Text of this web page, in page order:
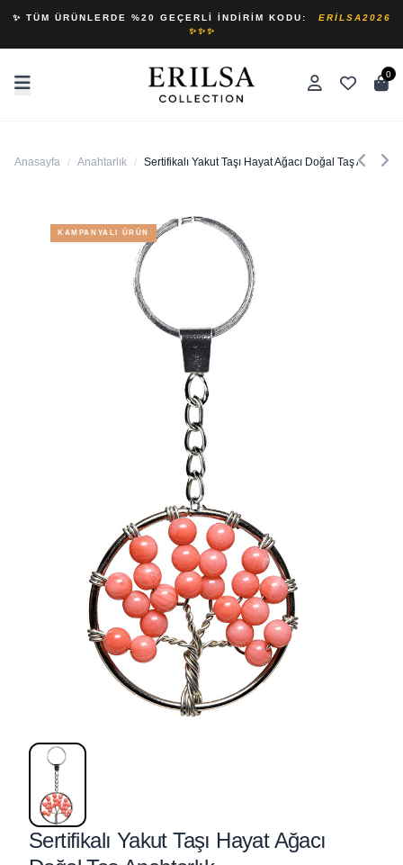
✨ TÜM ÜRÜNLERDE %20 GEÇERLI İNDIRIM KODU:
ERILSA2026
✨✨✨
0
Anasayfa / Anahtarlık / Sertifikalı Yakut Taşı Hayat Ağacı Doğal Taş
KAMPANYALI ÜRÜN
Sertifikalı Yakut Taşı Hayat Ağacı